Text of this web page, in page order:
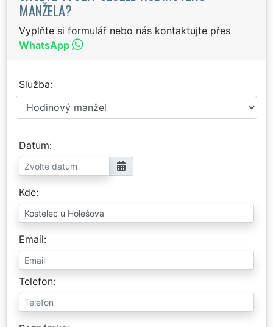
MANŽELA?
Vyplňte si formulář nebo nás kontaktujte přes
WhatsApp
Služba
Datum
Kde
Email
Telefon